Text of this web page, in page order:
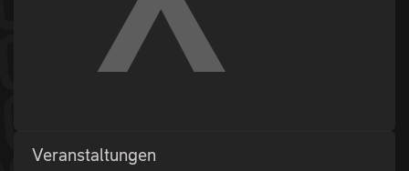
Veranstaltungen